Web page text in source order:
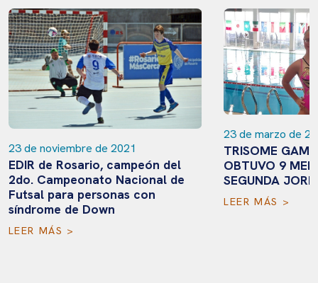
23 de noviembre de 2021
EDIR de Rosario, campeón del
2do. Campeonato Nacional de
Futsal para personas con
síndrome de Down
LEER MÁS >
23 de marzo de
TRISOME
OBTUVO 9
SEGUNDA
LEER MÁS >